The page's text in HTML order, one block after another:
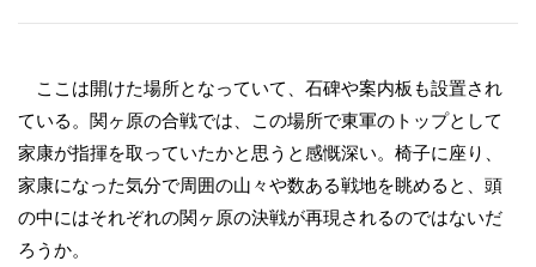
ここは開けた場所となっていて、石碑や案内板も設置され
ている。関ヶ原の合戦では、この場所で東軍のトップとして
家康が指揮を取っていたかと思うと感慨深い。椅子に座り、
家康になった気分で周囲の山々や数ある戦地を眺めると、頭
の中にはそれぞれの関ヶ原の決戦が再現されるのではないだ
ろうか。